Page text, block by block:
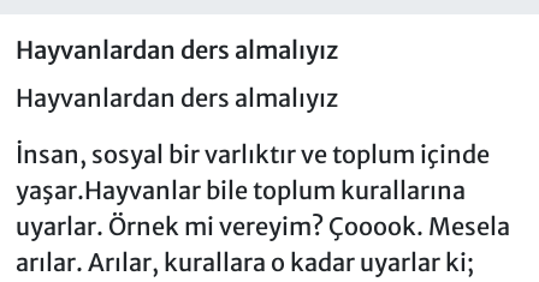
Hayvanlardan ders almalıyız
Hayvanlardan ders almalıyız
İnsan, sosyal bir varlıktır ve toplum içinde
yaşar.Hayvanlar bile toplum kurallarına
uyarlar. Örnek mi vereyim? Çooook. Mesela
arılar. Arılar, kurallara o kadar uyarlar ki;